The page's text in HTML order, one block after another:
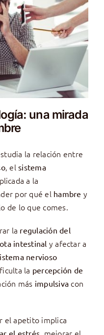
una mirada
la relación entre
, elsistema
a la
por qué el hambre y
de lo que comes.
la regulación del
intestinal y afectar a
nervioso
la percepción de
más impulsiva con
el apetito implica